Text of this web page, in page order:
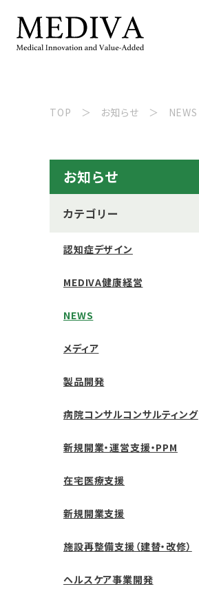
TOP お知らせ NEWS
お知らせ
カテゴリー
認知症デザイン
MEDIVA健康経営
NEWS
メディア
製品開発
病院コンサルコンサルティング
新規開業・運営支援・PPM
在宅医療支援
新規開業支援
施設再整備支援（建替・改修）
ヘルスケア事業開発